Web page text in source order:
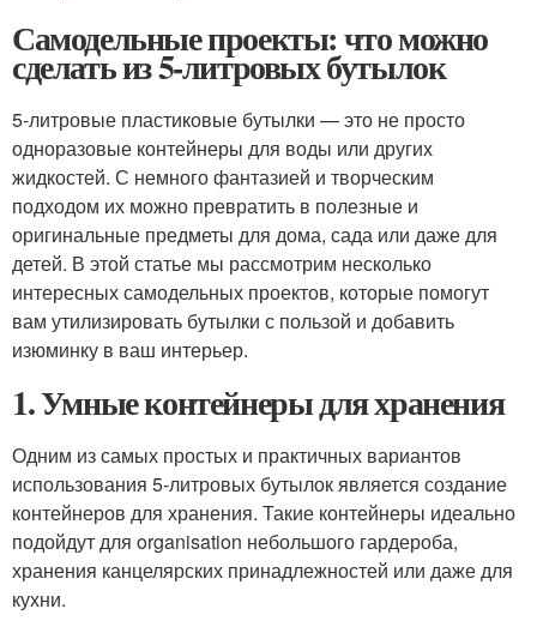
Самодельные проекты: что можно
сделать из 5-литровых бутылок
5-литровые пластиковые бутылки — это не просто
одноразовые контейнеры для воды или других
жидкостей. С немного фантазией и творческим
подходом их можно превратить в полезные и
оригинальные предметы для дома, сада или даже для
детей. В этой статье мы рассмотрим несколько
интересных самодельных проектов, которые помогут
вам утилизировать бутылки с пользой и добавить
изюминку в ваш интерьер.
1. Умные контейнеры для хранения
Одним из самых простых и практичных вариантов
использования 5-литровых бутылок является создание
контейнеров для хранения. Такие контейнеры идеально
подойдут для organisation небольшого гардероба,
хранения канцелярских принадлежностей или даже для
кухни.